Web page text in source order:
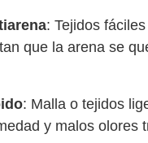
: Tejidos
que la arena se
: Malla o tejidos
y malos olores